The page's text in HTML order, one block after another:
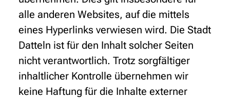
alle anderen Websites, auf die mittels
eines Hyperlinks verwiesen wird. Die Stadt
Datteln ist für den Inhalt solcher Seiten
nicht verantwortlich. Trotz sorgfältiger
inhaltlicher Kontrolle übernehmen wir
keine Haftung für die Inhalte externer